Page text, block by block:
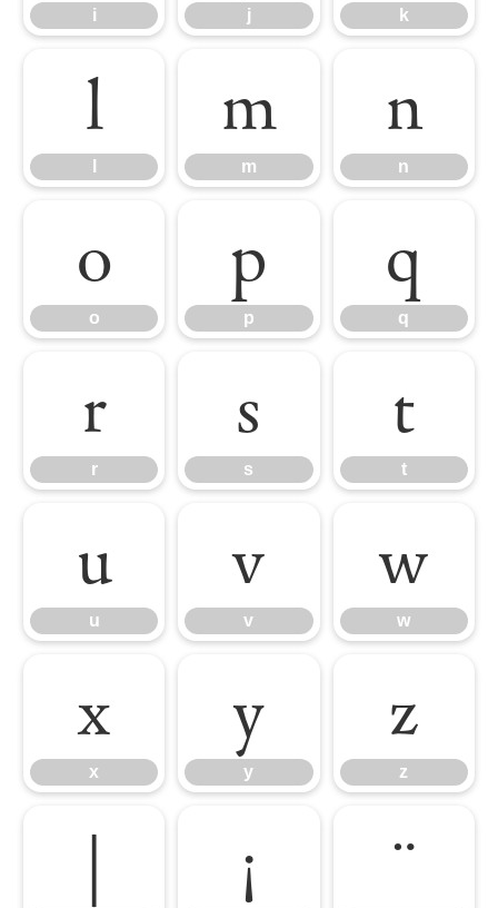
i j k
l m
m
n
n
o
o
p
p
q
q
r
r
s
s
t
t
u
u
v
v
w
w
x
x
y
y
z
z
| ¡ ¨